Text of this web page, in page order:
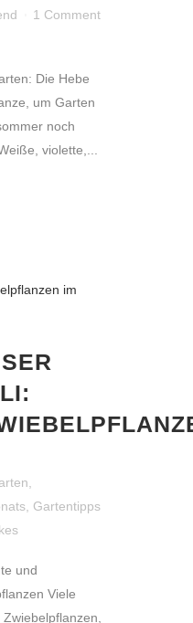
1 Comment
Die Hebe
um Garten
noch
violette,...
Gartentipps
und
Viele